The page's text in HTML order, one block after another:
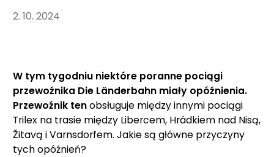
2. 10. 2024
W tym tygodniu niektóre poranne pociągi
przewoźnika Die Länderbahn miały opóźnienia.
Przewoźnik tenobsługuje między innymi pociągi
Trilex na trasie między Libercem, Hrádkiem nad Nisą,
Žitavą i Varnsdorfem. Jakie są główne przyczyny
tych opóźnień?